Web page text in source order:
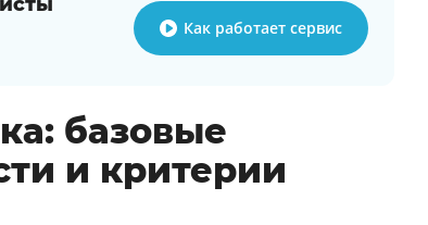
Как работает сервис
базовые
и критерии